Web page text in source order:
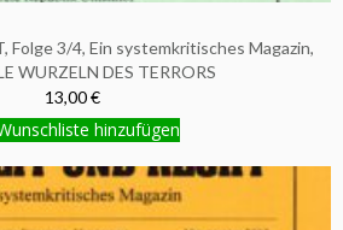
Folge 3/4, Ein systemkritisches Magazin,
WURZELN DES TERRORS
13,00 €
hinzufügen